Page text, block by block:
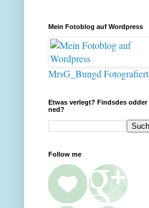
Mein Fotoblog auf Wordpress
MrsG_Bungd Fotografiert
Etwas verlegt? Findsdes odder
ned?
Follow me